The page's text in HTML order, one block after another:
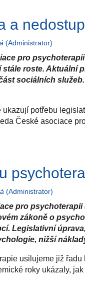
a
(Administrator)
pro
roste. Aktuální
sociálních
ukazují potřebu
České asociace
a v sociálních
největší profesní
a
působí v Praze a
zdravotního
V soukromých
1 080 Kč, u
(Administrator)
pro
zákoně o
Legislativní
nižší
usilujeme již řadu
roky ukázaly,